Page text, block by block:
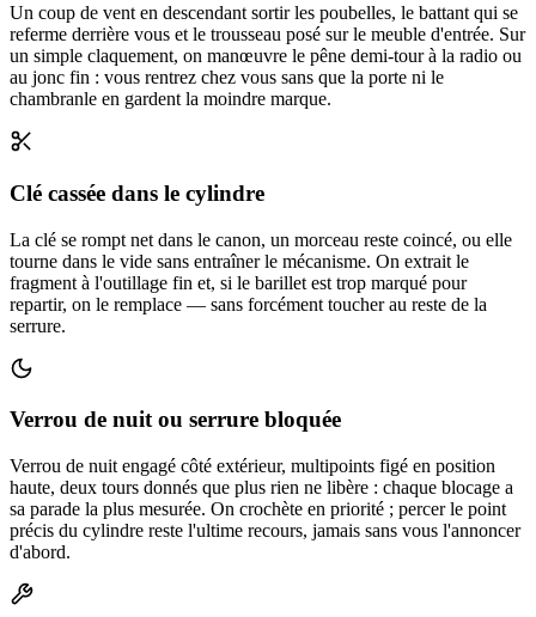
Un coup de vent en descendant sortir les poubelles, le battant qui se
referme derrière vous et le trousseau posé sur le meuble d'entrée. Sur
un simple claquement, on manœuvre le pêne demi-tour à la radio ou
au jonc fin : vous rentrez chez vous sans que la porte ni le
chambranle en gardent la moindre marque.
Clé cassée dans le cylindre
La clé se rompt net dans le canon, un morceau reste coincé, ou elle
tourne dans le vide sans entraîner le mécanisme. On extrait le
fragment à l'outillage fin et, si le barillet est trop marqué pour
repartir, on le remplace — sans forcément toucher au reste de la
serrure.
Verrou de nuit ou serrure bloquée
Verrou de nuit engagé côté extérieur, multipoints figé en position
haute, deux tours donnés que plus rien ne libère : chaque blocage a
sa parade la plus mesurée. On crochète en priorité ; percer le point
précis du cylindre reste l'ultime recours, jamais sans vous l'annoncer
d'abord.